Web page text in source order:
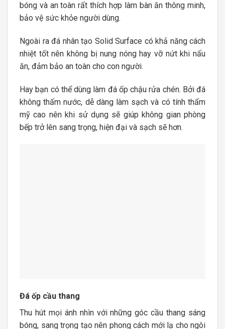
bóng và an toàn rất thích hợp làm bàn ăn thông minh,
bảo vệ sức khỏe người dùng.
Ngoài ra đá nhân tạo Solid Surface có khả năng cách
nhiệt tốt nên không bị nung nóng hay vỡ nứt khi nấu
ăn, đảm bảo an toàn cho con người.
Hay bạn có thể dùng làm đá ốp chậu rửa chén. Bởi đá
không thấm nước, dễ dàng làm sạch và có tính thẩm
mỹ cao nên khi sử dụng sẽ giúp không gian phòng
bếp trở lên sang trọng, hiện đại và sạch sẽ hơn.
Đá ốp cầu thang
Thu hút mọi ánh nhìn với những góc cầu thang sáng
bóng, sang trọng tạo nên phong cách mới lạ cho ngôi